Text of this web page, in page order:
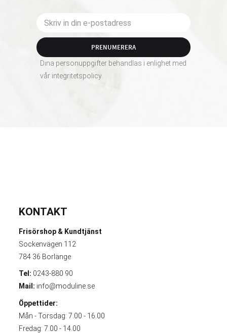
PRENUMERERA
Dina personuppgifter behandlas i enlighet med
vår integritetspolicy.
KONTAKT
Frisörshop & Kundtjänst
Sockenvägen 112
784 36 Borlänge
Tel: 0243-880 90
Mail: info@moduline.se
Öppettider:
Mån - Torsdag: 7.00 - 16.00
Fredag: 7.00 - 14.00